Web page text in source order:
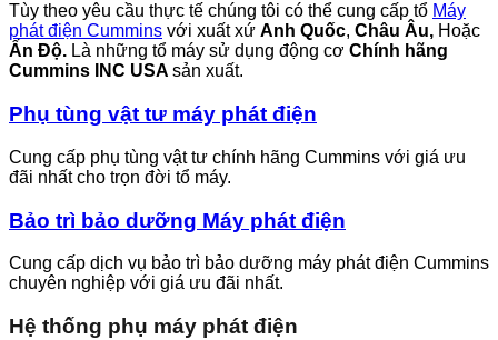
Tùy theo yêu cầu thực tế chúng tôi có thể cung cấp tổ Máy
phát điện Cummins với xuất xứ Anh Quốc, Châu Âu, Hoặc
Ấn Độ. Là những tổ máy sử dụng động cơ Chính hãng
Cummins INC USA sản xuất.
Phụ tùng vật tư máy phát điện
Cung cấp phụ tùng vật tư chính hãng Cummins với giá ưu
đãi nhất cho trọn đời tổ máy.
Bảo trì bảo dưỡng Máy phát điện
Cung cấp dịch vụ bảo trì bảo dưỡng máy phát điện Cummins
chuyên nghiệp với giá ưu đãi nhất.
Hệ thống phụ máy phát điện